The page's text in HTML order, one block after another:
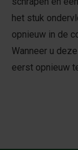
het stuk
opnieuw in de
Wanneer u
eerst opnieuw